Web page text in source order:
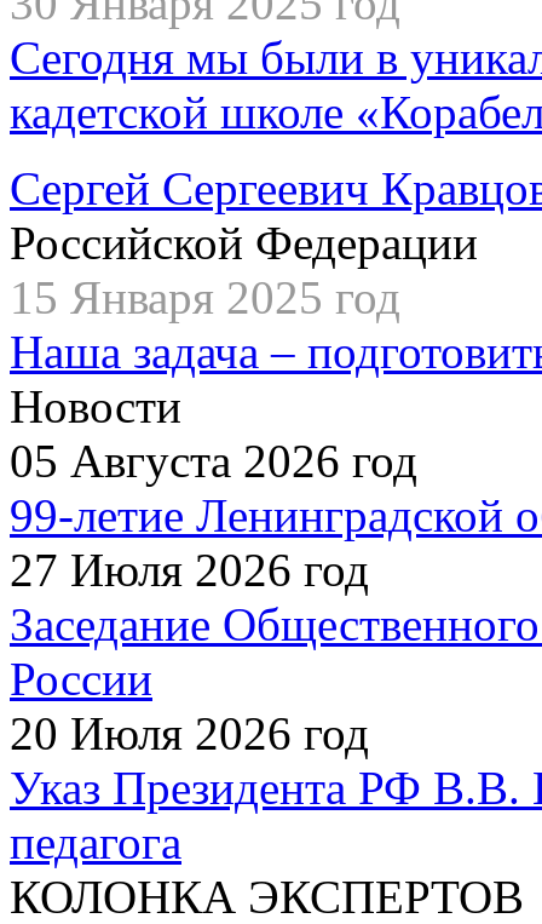
Сегодня мы были в
кадетской школе
Сергей Сергеевич
Российской Федерации
15 Января 2025 год
Наша задача –
Новости
05 Августа 2026 год
99-летие Ленинградской
27 Июля 2026 год
Заседание
России
20 Июля 2026 год
Указ Президента РФ В.В.
педагога
КОЛОНКА ЭКСПЕРТОВ